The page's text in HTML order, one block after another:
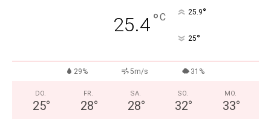
25.4°C 25.9°
25°
29% 5m/s 31%
DO.
25°
FR.
28°
SA.
28°
SO.
32°
MO.
33°